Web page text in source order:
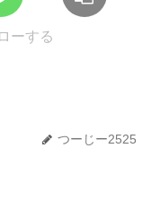
ーする
つーじー2525